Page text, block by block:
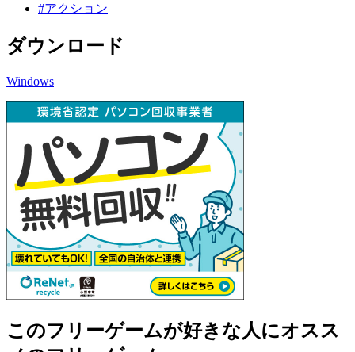
#アクション
ダウンロード
Windows
このフリーゲームが好きな人にオスス